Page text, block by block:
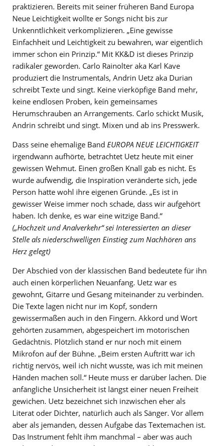
praktizieren. Bereits mit seiner früheren Band Europa
Neue Leichtigkeit wollte er Songs nicht bis zur
Unkenntlichkeit verkomplizieren. „Eine gewisse
Einfachheit und Leichtigkeit zu bewahren, war eigentlich
immer schon ein Prinzip.“ Mit KK&D ist dieses Prinzip
radikaler geworden. Carlo Rainolter aka Karl Kave
produziert die Instrumentals, Andrin Uetz aka Durian
schreibt Texte und singt. Keine vierköpfige Band mehr,
keine endlosen Proben, kein gemeinsames
Herumschrauben an Arrangements. Carlo schickt Musik,
Andrin schreibt und singt. Mixen und ab ins Presswerk.
Dass seine ehemalige Band EUROPA NEUE LEICHTIGKEIT
irgendwann aufhörte, betrachtet Uetz heute mit einer
gewissen Wehmut. Einen großen Knall gab es nicht. Es
wurde aufwendig, die Inspiration veränderte sich, jede
Person hatte wohl ihre eigenen Gründe. „Es ist in
gewisser Weise immer noch schade, dass wir aufgehört
haben. Ich denke, es war eine witzige Band.“
(„Hochzeit und Analverkehr“ sei Interessierten an dieser
Stelle als niederschwelligen Einstieg zum Nachhören ans
Herz gelegt)
Der Abschied von der klassischen Band bedeutete für ihn
auch einen körperlichen Neuanfang. Uetz war es
gewohnt, Gitarre und Gesang miteinander zu verbinden.
Die Texte lagen nicht nur im Kopf, sondern
gewissermaßen auch in den Fingern. Akkord und Wort
gehörten zusammen, abgespeichert im motorischen
Gedächtnis. Plötzlich stand er nur noch mit einem
Mikrofon auf der Bühne. „Beim ersten Auftritt war ich
richtig nervös, weil ich nicht wusste, was ich mit meinen
Händen machen soll.“ Heute muss er darüber lachen. Die
anfängliche Unsicherheit ist längst einer neuen Freiheit
gewichen. Uetz bezeichnet sich inzwischen eher als
Literat oder Dichter, natürlich auch als Sänger. Vor allem
aber als jemanden, dessen Aufgabe das Textemachen ist.
Das Instrument fehlt ihm manchmal – aber was auch